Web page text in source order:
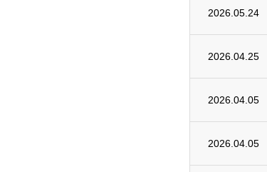
2026.05.24
2026.04.25
2026.04.05
2026.04.05